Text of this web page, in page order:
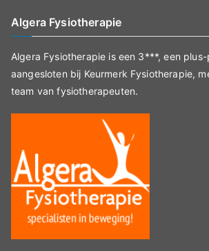
Algera Fysiotherapie
Algera Fysiotherapie is een 3***, een
aangesloten bij Keurmerk Fysiotherapie,
team van fysiotherapeuten.